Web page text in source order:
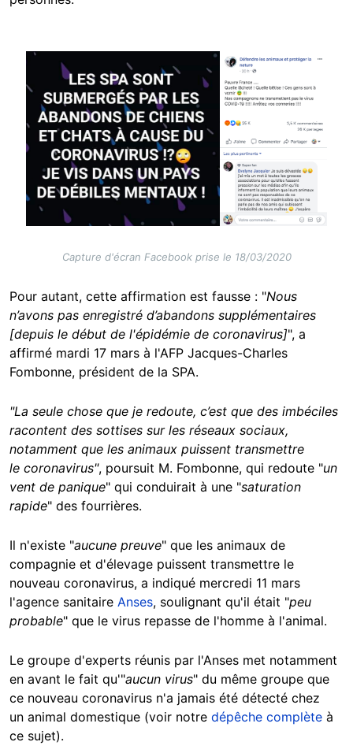
Image
Capture d'écran Facebook prise le 18/03/2020
Pour autant, cette affirmation est fausse : "Nous
n’avons pas enregistré d’abandons supplémentaires
[depuis le début de l'épidémie de coronavirus]", a
affirmé mardi 17 mars à l'AFP Jacques-Charles
Fombonne, président de la SPA.
"La seule chose que je redoute, c’est que des imbéciles
racontent des sottises sur les réseaux sociaux,
notamment que les animaux puissent transmettre
le coronavirus", poursuit M. Fombonne, qui redoute "un
vent de panique" qui conduirait à une "saturation
rapide" des fourrières.
Il n'existe "aucune preuve" que les animaux de
compagnie et d'élevage puissent transmettre le
nouveau coronavirus, a indiqué mercredi 11 mars
l'agence sanitaire Anses, soulignant qu'il était "peu
probable" que le virus repasse de l'homme à l'animal.
Le groupe d'experts réunis par l'Anses met notamment
en avant le fait qu'"aucun virus" du même groupe que
ce nouveau coronavirus n'a jamais été détecté chez
un animal domestique (voir notre dépêche complète à
ce sujet).